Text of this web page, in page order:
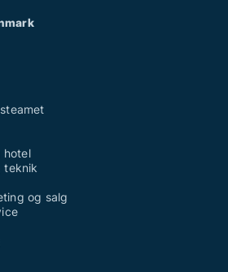
hotel
teknik
og salg